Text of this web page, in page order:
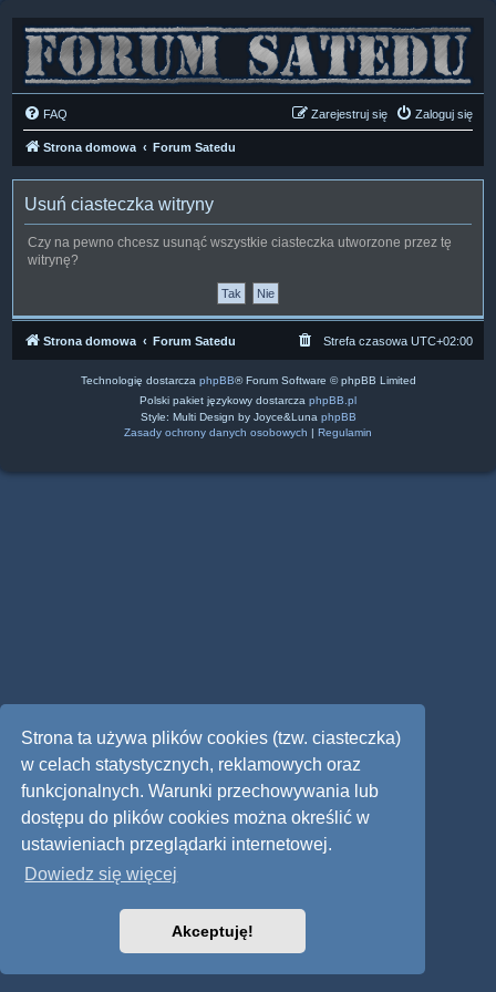
Strona ta używa plików cookies (tzw. ciasteczka)
w celach statystycznych, reklamowych oraz
funkcjonalnych. Warunki przechowywania lub
dostępu do plików cookies można określić w
ustawieniach przeglądarki internetowej.
Dowiedz się więcej
Akceptuję!
FAQ Zaloguj się
Zarejestruj się
Strona domowa Forum Satedu
Usuń ciasteczka witryny
Czy na pewno chcesz usunąć wszystkie ciasteczka utworzone przez tę
witrynę?
Strona domowa Forum Satedu Strefa czasowa UTC+02:00
Technologię dostarcza phpBB® Forum Software © phpBB Limited
Polski pakiet językowy dostarcza phpBB.pl
Style: Multi Design by Joyce&Luna phpBB
Zasady ochrony danych osobowych | Regulamin